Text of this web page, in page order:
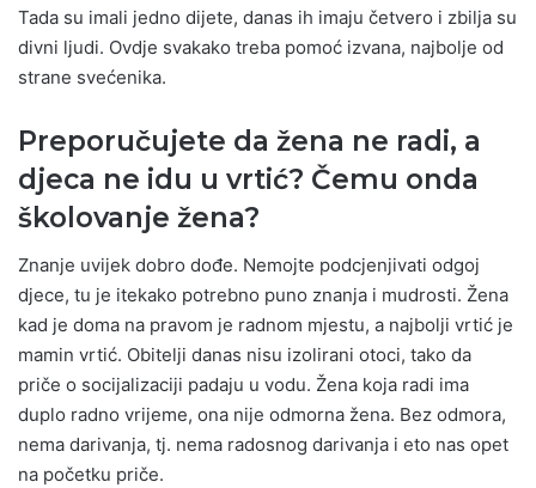
Tada su imali jedno dijete, danas ih imaju četvero i zbilja su
divni ljudi. Ovdje svakako treba pomoć izvana, najbolje od
strane svećenika.
Preporučujete da žena ne radi, a
djeca ne idu u vrtić? Čemu onda
školovanje žena?
Znanje uvijek dobro dođe. Nemojte podcjenjivati odgoj
djece, tu je itekako potrebno puno znanja i mudrosti. Žena
kad je doma na pravom je radnom mjestu, a najbolji vrtić je
mamin vrtić. Obitelji danas nisu izolirani otoci, tako da
priče o socijalizaciji padaju u vodu. Žena koja radi ima
duplo radno vrijeme, ona nije odmorna žena. Bez odmora,
nema darivanja, tj. nema radosnog darivanja i eto nas opet
na početku priče.